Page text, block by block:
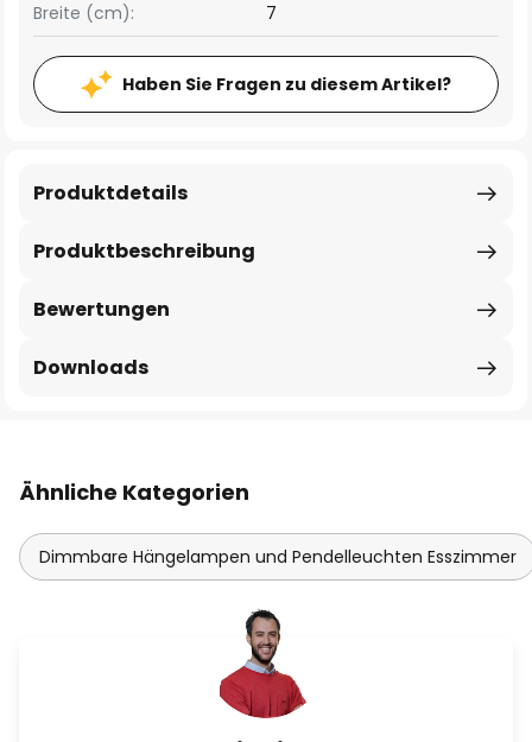
Breite (cm): 7
Haben Sie Fragen zu diesem Artikel?
Produktbeschreibung
Produktdetails
Bewertungen
Downloads
Ähnliche Kategorien
Dimmbare Hängelampen und Pendelleuchten Esszimmer